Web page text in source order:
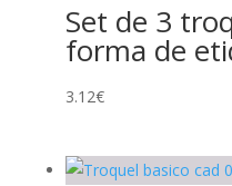
Set de 3
forma de
3.12€